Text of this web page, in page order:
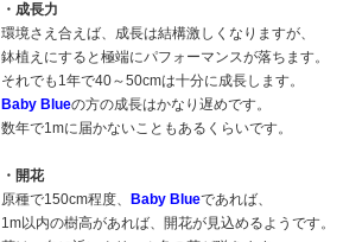
・成長力
環境さえ合えば、成長は結構激しくなりますが、
鉢植えにすると極端にパフォーマンスが落ちます。
それでも1年で40～50cmは十分に成長します。
Baby Blueの方の成長はかなり遅めです。
数年で1mに届かないこともあるくらいです。
・開花
原種で150cm程度、
Baby Blueであれば、
1m以内の樹高があれば、開花が見込めるようです。